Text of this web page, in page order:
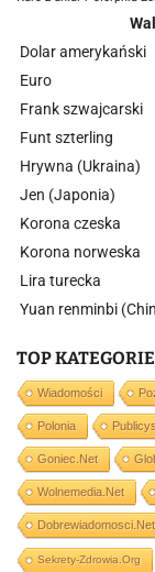
Dolar amerykański
Euro
Frank szwajcarski
Funt szterling
Hrywna (Ukraina)
Jen (Japonia)
Korona czeska
Korona norweska
Lira turecka
Yuan renminbi
TOP KATEGORIE
Wiadomości
Polonia
Goniec.net
Wolnemedia.net
Sekrety-Zdrowia.org